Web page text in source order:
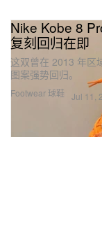
Footwear 球鞋
Nike Kobe 8
复刻回归在即
这双曾在 2013 年区
图案强势回归。
Jul 11,